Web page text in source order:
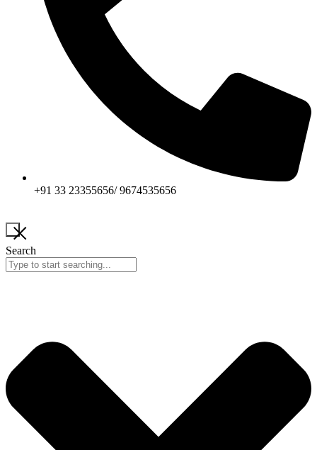
+91 33 23355656/ 9674535656
Search